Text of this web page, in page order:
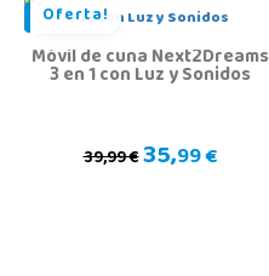
Oferta!
Móvil de cuna Next2Dreams
3 en 1 con Luz y Sonidos
39,99 €35,99 €